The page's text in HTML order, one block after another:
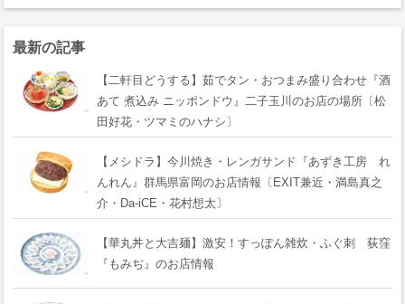
最新の記事
【二軒目どうする】茹でタン・おつまみ盛り合わせ『酒
あて 煮込み ニッポンドウ』二子玉川のお店の場所〔松
田好花・ツマミのハナシ〕
【メシドラ】今川焼き・レンガサンド『あずき工房 れ
んれん』群馬県富岡のお店情報〔EXIT兼近・満島真之
介・Da-iCE・花村想太〕
【華丸丼と大吉麺】激安！すっぽん雑炊・ふぐ刺 荻窪
『もみぢ』のお店情報